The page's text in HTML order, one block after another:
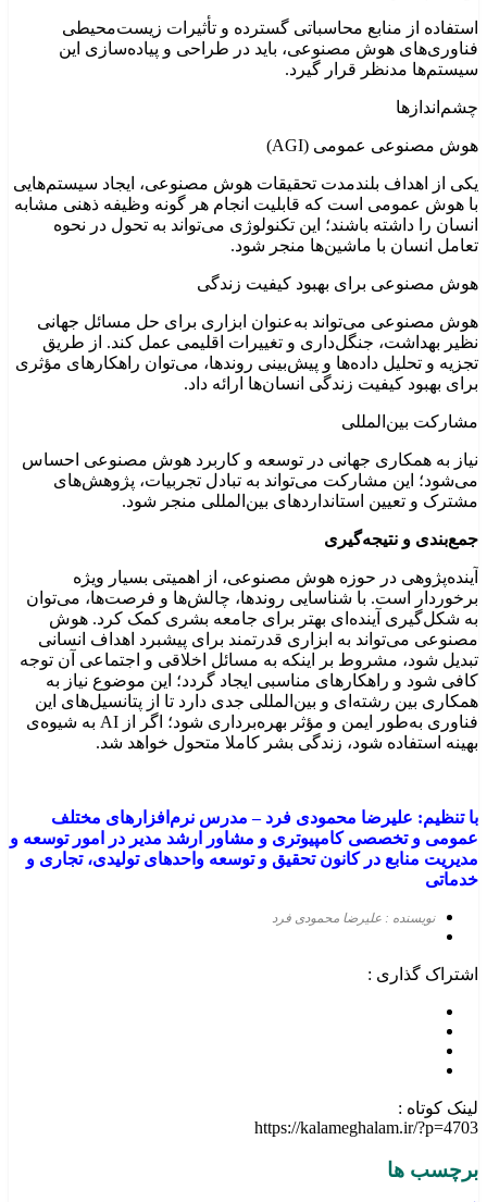
استفاده از منابع محاسباتی گسترده و تأثیرات زیست‌محیطی
فناوری‌های هوش مصنوعی، باید در طراحی و پیاده‌سازی این
سیستم‌ها مدنظر قرار گیرد.
چشم‌اندازها
هوش مصنوعی عمومی (AGI)
یکی از اهداف بلندمدت تحقیقات هوش مصنوعی، ایجاد سیستم‌هایی
با هوش عمومی است که قابلیت انجام هر گونه وظیفه ذهنی مشابه
انسان را داشته باشند؛ این تکنولوژی می‌تواند به تحول در نحوه
تعامل انسان با ماشین‌ها منجر شود.
هوش مصنوعی برای بهبود کیفیت زندگی
هوش مصنوعی می‌تواند به‌عنوان ابزاری برای حل مسائل جهانی
نظیر بهداشت، جنگل‌داری و تغییرات اقلیمی عمل کند. از طریق
تجزیه و تحلیل داده‌ها و پیش‌بینی روندها، می‌توان راهکارهای مؤثری
برای بهبود کیفیت زندگی انسان‌ها ارائه داد.
مشارکت بین‌المللی
نیاز به همکاری جهانی در توسعه و کاربرد هوش مصنوعی احساس
می‌شود؛ این مشارکت می‌تواند به تبادل تجربیات، پژوهش‌های
مشترک و تعیین استانداردهای بین‌المللی منجر شود.
جمع‌بندی و نتیجه‌گیری
آینده‌پژوهی در حوزه هوش مصنوعی، از اهمیتی بسیار ویژه
برخوردار است. با شناسایی روندها، چالش‌ها و فرصت‌ها، می‌توان
به شکل‌گیری آینده‌ای بهتر برای جامعه بشری کمک کرد. هوش
مصنوعی می‌تواند به ابزاری قدرتمند برای پیشبرد اهداف انسانی
تبدیل شود، مشروط بر اینکه به مسائل اخلاقی و اجتماعی آن توجه
کافی شود و راهکارهای مناسبی ایجاد گردد؛ این موضوع نیاز به
همکاری بین رشته‌ای و بین‌المللی جدی دارد تا از پتانسیل‌های این
فناوری به‌طور ایمن و مؤثر بهره‌برداری شود؛ اگر از AI به شیوه‌ی
بهینه استفاده شود، زندگی بشر کاملا متحول خواهد شد.
با تنظیم: علیرضا محمودی فرد –مدرس نرم‌افزارهای مختلف
عمومی و تخصصی کامپیوتری و مشاور ارشد مدیر در امور توسعه و
مدیریت منابع در کانون تحقیق و توسعه واحدهای تولیدی، تجاری و
خدماتی
نویسنده : علیرضا محمودی فرد
اشتراک گذاری :
لینک کوتاه :
https://kalameghalam.ir/?p=4703
برچسب ها